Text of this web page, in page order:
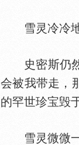
雪灵冷冷地
史密斯仍然
会被我带走，
的罕世珍宝毁
雪灵微微一